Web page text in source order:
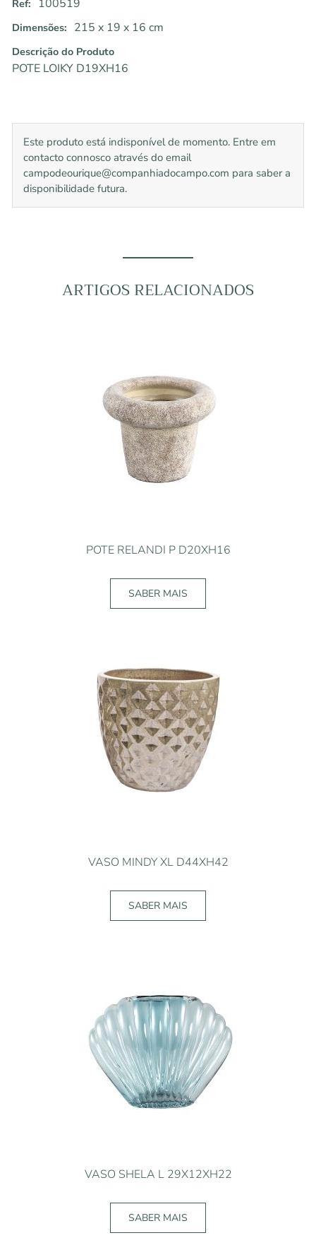
Ref: 100519
Dimensões: 215 x 19 x 16 cm
Descrição do Produto
POTE LOIKY D19XH16
Este produto está indisponível de momento. Entre em
contacto connosco através do email
campodeourique@companhiadocampo.com para saber a
disponibilidade futura.
ARTIGOS RELACIONADOS
POTE RELANDI P D20XH16
SABER MAIS
VASO MINDY XL D44XH42
SABER MAIS
VASO SHELA L 29X12XH22
SABER MAIS